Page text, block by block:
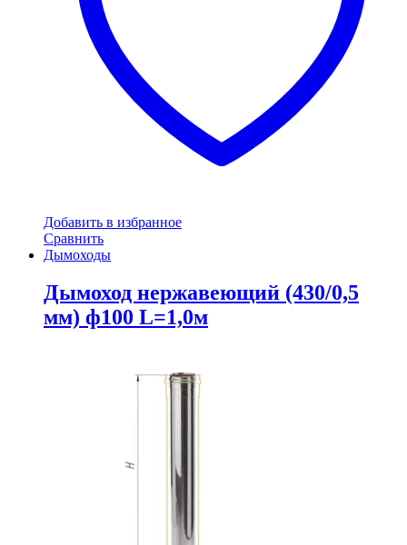
Добавить в избранное
Сравнить
Дымоходы
Дымоход нержавеющий (430/0,5
мм) ф100 L=1,0м